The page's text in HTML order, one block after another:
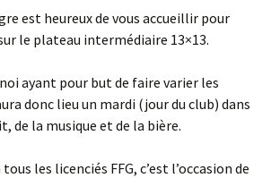
est heureux de vous accueillir pour
le plateau intermédiaire 13×13.
ayant pour but de faire varier les
donc lieu un mardi (jour du club) dans
de la musique et de la bière.
les licenciés FFG, c’est l’occasion de